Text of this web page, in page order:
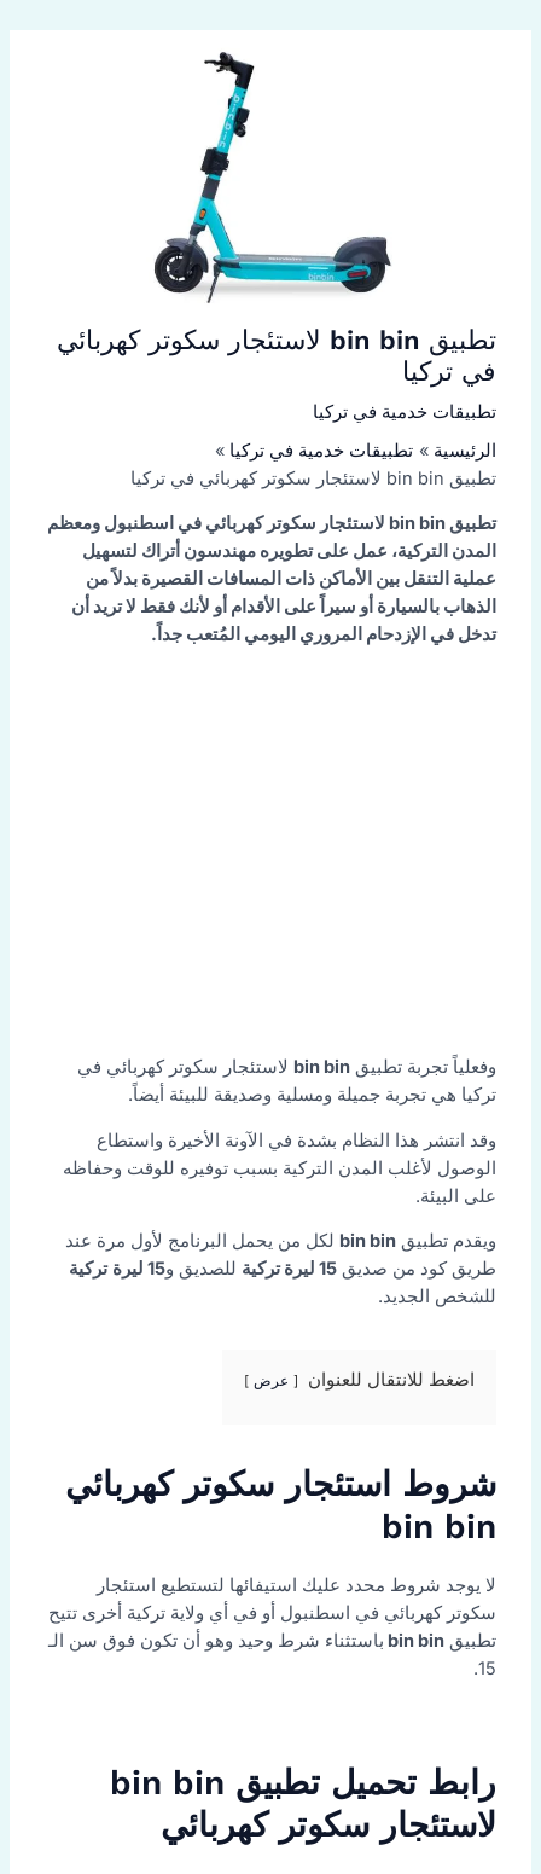
تطبيق bin bin لاستئجار سكوتر كهربائي
في تركيا
تطبيقات خدمية في تركيا
الرئيسية
تطبيقات خدمية في تركيا
تطبيق bin bin لاستئجار سكوتر كهربائي في تركيا
تطبيق bin bin لاستئجار سكوتر كهربائي في اسطنبول ومعظم
المدن التركية، عمل على تطويره مهندسون أتراك لتسهيل
عملية التنقل بين الأماكن ذات المسافات القصيرة بدلاً من
الذهاب بالسيارة أو سيراً على الأقدام أو لأنك فقط لا تريد أن
تدخل في الإزدحام المروري اليومي المُتعب جداً.
وفعلياً تجربة تطبيقbin bin لاستئجار سكوتر كهربائي في
تركيا هي تجربة جميلة ومسلية وصديقة للبيئة أيضاً.
وقد انتشر هذا النظام بشدة في الآونة الأخيرة واستطاع
الوصول لأغلب المدن التركية بسبب توفيره للوقت وحفاظه
على البيئة.
ويقدم تطبيقbin bin لكل من يحمل البرنامج لأول مرة عند
طريق كود من صديق15 ليرة تركية للصديق و15 ليرة
تركية
للشخص الجديد.
اضغط للانتقال للعنوان عرض
شروط استئجار سكوتر كهربائي
bin bin
لا يوجد شروط محدد عليك استيفائها لتستطيع استئجار
سكوتر كهربائي في اسطنبول أو في أي ولاية تركية أخرى تتيح
تطبيقbin bin باستثناء شرط وحيد وهو أن تكون فوق سن الـ
15.
رابط تحميل تطبيق bin bin
لاستئجار سكوتر كهربائي